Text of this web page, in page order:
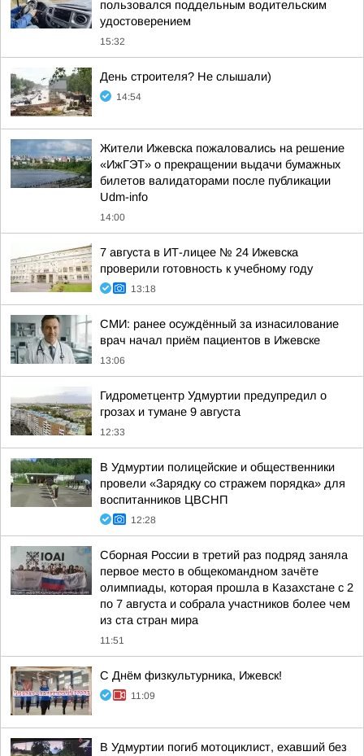
пользовался поддельным водительским
удостоверением
15:32
День строителя? Не слышали)
14:54
Жители Ижевска пожаловались на решение
«ИжГЭТ» о прекращении выдачи бумажных
билетов валидаторами после публикации
Udm-info
14:00
7 августа в ИТ-лицее № 24 Ижевска
проверили готовность к учебному году
13:18
СМИ: ранее осуждённый за изнасилование
врач начал приём пациентов в Ижевске
13:06
Гидрометцентр Удмуртии предупредил о
грозах и тумане 9 августа
12:33
В Удмуртии полицейские и общественники
провели «Зарядку со стражем порядка» для
воспитанников ЦВСНП
12:28
Сборная России в третий раз подряд заняла
первое место в общекомандном зачёте
олимпиады, которая прошла в Казахстане с 2
по 7 августа и собрала участников более чем
из ста стран мира
11:51
С Днём физкультурника, Ижевск!
11:09
В Удмуртии погиб мотоциклист, ехавший без